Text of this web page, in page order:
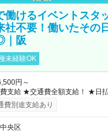
働けるイベントスタ
社不要！働いたその
｜阪
未経験OK
円～
★日払いOK！（規定あり） ┗
その日に現金GET♪ お仕事後は
費別途支給あり
央区